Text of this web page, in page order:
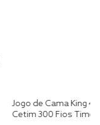
Jogo de Cama King 4
Cetim 300 Fios